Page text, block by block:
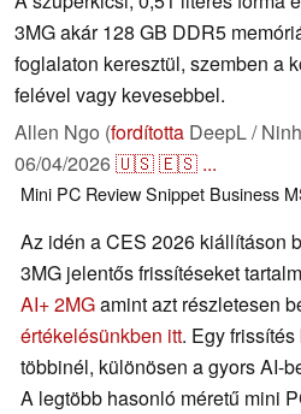
3MG akár 128 GB DDR5
foglalaton keresztül, szemben a
felével vagy kevesebbel.
Allen Ngo (fordította DeepL /
06/04/2026🇺🇸🇪🇸 ...
Mini PC Review Snippet Business
Az idén a CES 2026 kiállításon
3MG jelentős frissítéseket
AI+ 2MGamint azt részletesen
értékelésünkben itt. Egy
többinél, különösen a gyors AI-
A legtöbb hasonló méretű mini